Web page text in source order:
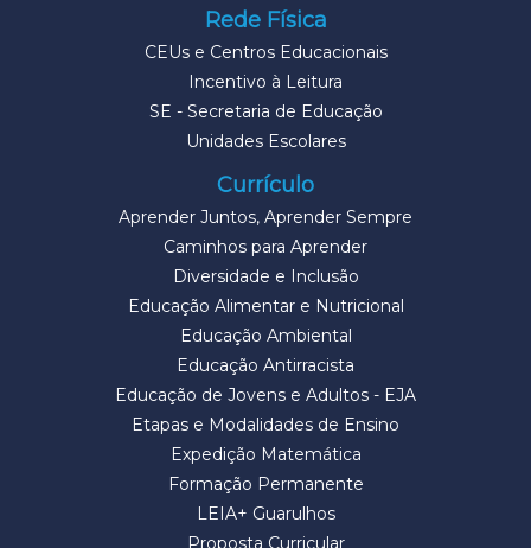
Rede Física
CEUs e Centros Educacionais
Incentivo à Leitura
SE - Secretaria de Educação
Unidades Escolares
Currículo
Aprender Juntos, Aprender Sempre
Caminhos para Aprender
Diversidade e Inclusão
Educação Alimentar e Nutricional
Educação Ambiental
Educação Antirracista
Educação de Jovens e Adultos - EJA
Etapas e Modalidades de Ensino
Expedição Matemática
Formação Permanente
LEIA+ Guarulhos